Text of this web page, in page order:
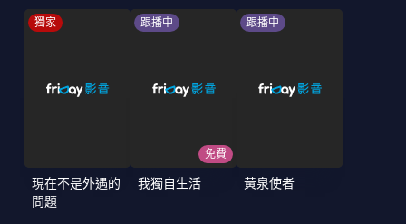
獨家
現在不是外遇的
問題
跟播中
免費
我獨自生活
跟播中
黃泉使者